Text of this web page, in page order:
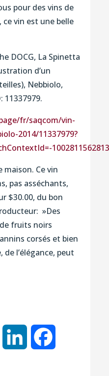
pour des vins de
vin est une belle
DOCG, La Spinetta
d’un
Nebbiolo,
11337979.
fr/saqcom/vin-
2014/11337979?
maison. Ce vin
pas asséchants,
$30.00, du bon
»Des
fruits noirs
corsés et bien
de l’élégance, peut
Email LinkedIn